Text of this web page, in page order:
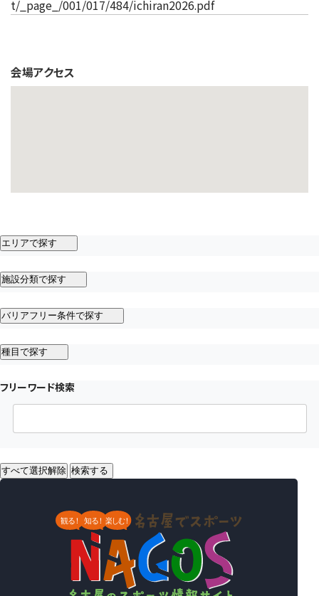
t/_page_/001/017/484/ichiran2026.pdf
会場アクセス
エリアで探す
施設分類で探す
バリアフリー条件で探す
種目で探す
フリーワード検索
すべて選択解除 検索する